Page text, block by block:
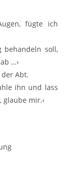
fügte ich
behandeln soll,
…‹
Abt.
ihn und lass
mir.‹